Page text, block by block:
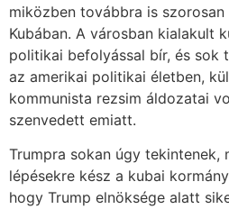
miközben továbbra is
Kubában. A városban kialakult
politikai befolyással bír, és sok
az amerikai politikai életben,
kommunista rezsim áldozatai
szenvedett emiatt.
Trumpra sokan úgy tekintenek,
lépésekre kész a kubai
hogy Trump elnöksége alatt